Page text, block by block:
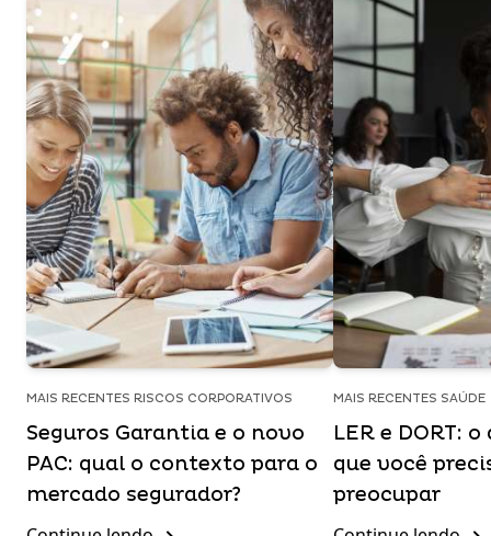
MAIS RECENTES RISCOS CORPORATIVOS
Seguros Garantia e o novo
PAC: qual o contexto para o
mercado segurador?
MAIS RECENTES SAÚDE
LER e DORT:
que você
preocupar